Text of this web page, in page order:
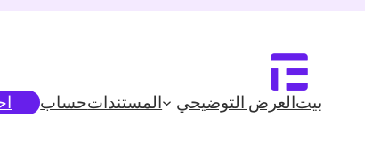
بيتالعرض التوضيحي المستنداتحساب